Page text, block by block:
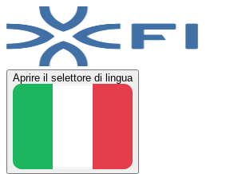
Aprire il selettore di lingua